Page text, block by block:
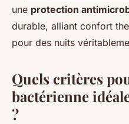
une protection
durable, alliant confort
pour des nuits
Quels critères
bactérienne
?